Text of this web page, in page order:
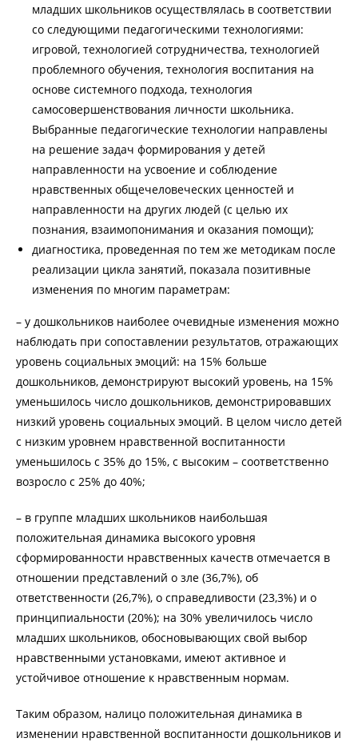
младших школьников осуществлялась в соответствии
со следующими педагогическими технологиями:
игровой, технологией сотрудничества, технологией
проблемного обучения, технология воспитания на
основе системного подхода, технология
самосовершенствования личности школьника.
Выбранные педагогические технологии направлены
на решение задач формирования у детей
направленности на усвоение и соблюдение
нравственных общечеловеческих ценностей и
направленности на других людей (с целью их
познания, взаимопонимания и оказания помощи);
диагностика, проведенная по тем же методикам после
реализации цикла занятий, показала позитивные
изменения по многим параметрам:
– у дошкольников наиболее очевидные изменения можно
наблюдать при сопоставлении результатов, отражающих
уровень социальных эмоций: на 15% больше
дошкольников, демонстрируют высокий уровень, на 15%
уменьшилось число дошкольников, демонстрировавших
низкий уровень социальных эмоций. В целом число детей
с низким уровнем нравственной воспитанности
уменьшилось с 35% до 15%, с высоким – соответственно
возросло с 25% до 40%;
– в группе младших школьников наибольшая
положительная динамика высокого уровня
сформированности нравственных качеств отмечается в
отношении представлений о зле (36,7%), об
ответственности (26,7%), о справедливости (23,3%) и о
принципиальности (20%); на 30% увеличилось число
младших школьников, обосновывающих свой выбор
нравственными установками, имеют активное и
устойчивое отношение к нравственным нормам.
Таким образом, налицо положительная динамика в
изменении нравственной воспитанности дошкольников и